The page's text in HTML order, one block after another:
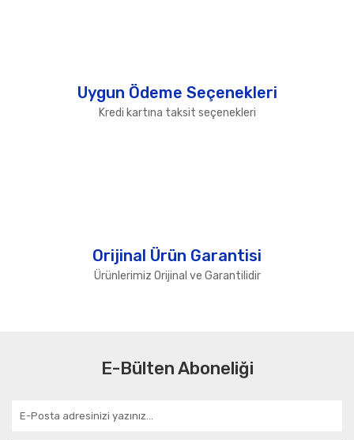
Uygun Ödeme Seçenekleri
Kredi kartına taksit seçenekleri
Orijinal Ürün Garantisi
Ürünlerimiz Orijinal ve Garantilidir
E-Bülten Aboneliği